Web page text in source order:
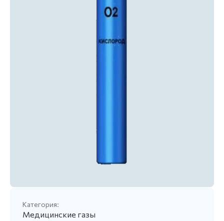
Категория:
Медицинские газы